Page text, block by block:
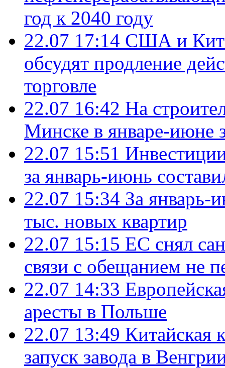
год к 2040 году
22.07 17:14 США и
обсудят продление
торговле
22.07 16:42 На
Минске в январе-июне
22.07 15:51
за январь-июнь
22.07 15:34 За январь-
тыс. новых квартир
22.07 15:15 ЕС снял
связи с обещанием не
22.07 14:33
аресты в Польше
22.07 13:49 Китайская
запуск завода в